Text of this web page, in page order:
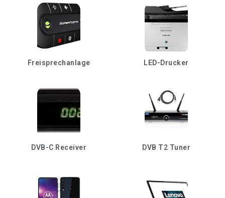
Freisprechanlage LED-Drucker
DVB-C Receiver DVB T2 Tuner